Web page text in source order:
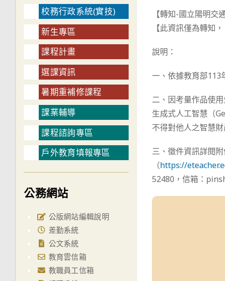
【轉知-國立陽明
【此資訊僅為轉知
說明：
一、依據教育部113
二、因考量作品使
生成式人工智慧（
不得對他人之智慧
三、徵件資訊詳閱
（https://
52480，信箱：
校務行政系統(實技)
新生專區
課程計畫
選課資訊
暑期重補修課程
課業輔導
課程諮詢專區
戶外教育填報專區
公務網站
公版網站編輯說明
差勤系統
公文系統
教育雲信箱
教職員工信箱